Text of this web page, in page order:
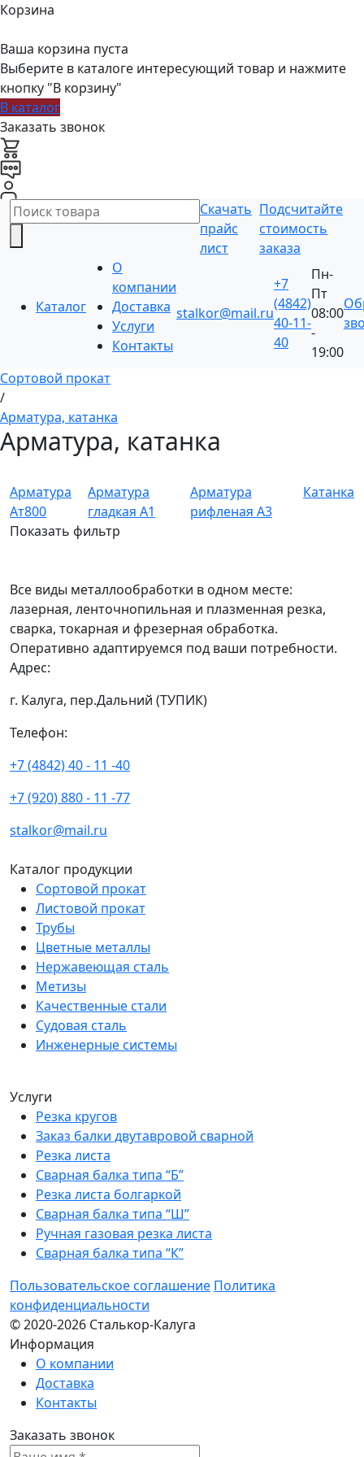
Корзина
Ваша корзина пуста
Выберите в каталоге интересующий товар и нажмите
кнопку "В корзину"
В каталог
Заказать звонок
Скачать
прайс
лист
Подсчитайте
стоимость
заказа
Каталог
О
компании
Доставка
Услуги
Контакты
stalkor@mail.ru
+7
(4842)
40-11-
40
Пн-
Пт
08:00
-
19:00
Сортовой прокат
/
Арматура, катанка
Арматура, катанка
Арматура
Ат800
Арматура
гладкая А1
Арматура
рифленая А3
Катанка
Показать фильтр
Все виды металлообработки в одном месте:
лазерная, ленточнопильная и плазменная резка,
сварка, токарная и фрезерная обработка.
Оперативно адаптируемся под ваши потребности.
Адрес:
г. Калуга, пер.Дальний (ТУПИК)
Телефон:
+7 (4842) 40 - 11 -40
+7 (920) 880 - 11 -77
stalkor@mail.ru
Каталог продукции
Сортовой прокат
Листовой прокат
Трубы
Цветные металлы
Нержавеющая сталь
Метизы
Качественные стали
Судовая сталь
Инженерные системы
Услуги
Резка кругов
Заказ балки двутавровой сварной
Резка листа
Сварная балка типа “Б”
Резка листа болгаркой
Сварная балка типа “Ш”
Ручная газовая резка листа
Сварная балка типа “К”
Пользовательское соглашение Политика
конфиденциальности
© 2020-2026 Сталькор-Калуга
Информация
О компании
Доставка
Контакты
Заказать звонок